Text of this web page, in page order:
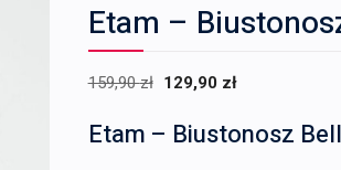
Etam –
159,90zł Pierwotna
wynosiła:
129,90 zł
wynosi:
Etam – Biustonosz